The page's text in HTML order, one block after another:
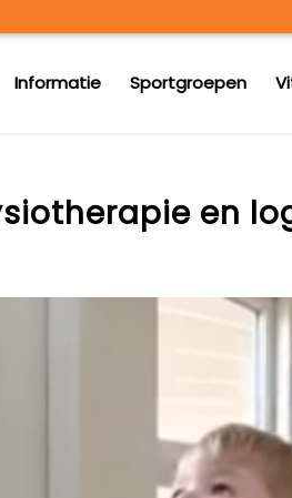
Informatie Sportgroepen
en